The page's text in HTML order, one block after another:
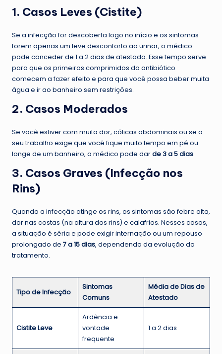
1. Casos Leves (Cistite)
Se a infecção for descoberta logo no início e os sintomas
forem apenas um leve desconforto ao urinar, o médico
pode conceder de 1 a 2 dias de atestado. Esse tempo serve
para que os primeiros comprimidos do antibiótico
comecem a fazer efeito e para que você possa beber muita
água e ir ao banheiro sem restrições.
2. Casos Moderados
Se você estiver com muita dor, cólicas abdominais ou se o
seu trabalho exige que você fique muito tempo em pé ou
longe de um banheiro, o médico pode darde 3 a 5 dias.
3. Casos Graves (Infecção nos
Rins)
Quando a infecção atinge os rins, os sintomas são febre alta,
dor nas costas (na altura dos rins) e calafrios. Nesses casos,
a situação é séria e pode exigir internação ou um repouso
prolongado de 7 a 15 dias, dependendo da evolução do
tratamento.
Tipo de Infecção
Sintomas
Comuns
Média de Dias de
Atestado
Cistite Leve
Ardência e
vontade
frequente
1 a 2 dias